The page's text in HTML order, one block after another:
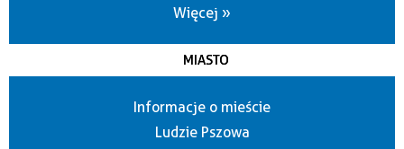
Więcej »
MIASTO
Informacje o mieście
Ludzie Pszowa